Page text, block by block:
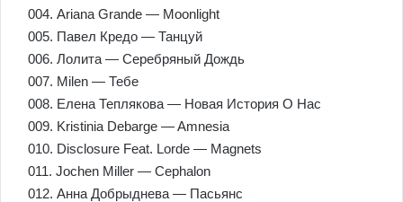
004. Ariana Grande — Moonlight
005. Павел Кредо — Танцуй
006. Лолита — Серебряный Дождь
007. Milen — Тебе
008. Елена Теплякова — Новая История О Нас
009. Kristinia Debarge — Amnesia
010. Disclosure Feat. Lorde — Magnets
011. Jochen Miller — Cephalon
012. Анна Добрыднева — Пасьянс